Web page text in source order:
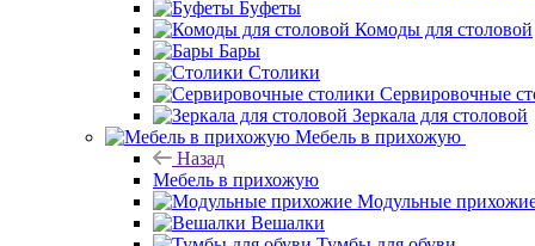
Буфеты
Комоды для столовой
Бары
Столики
Сервировочные
Зеркала для столовой
Мебель в прихожую
Назад
Мебель в прихожую
Модульные
Вешалки